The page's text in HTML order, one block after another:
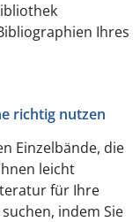
Ihres
richtig nutzen
Einzelbände, die
leicht
für Ihre
indem Sie